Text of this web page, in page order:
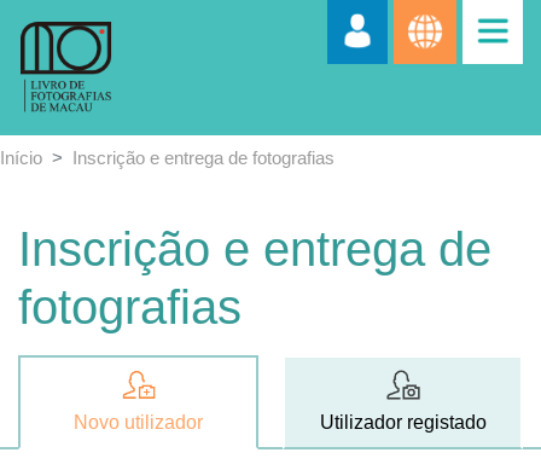
Início Inscrição e entrega de fotografias
Inscrição e entrega de
fotografias
Novo utilizador Utilizador registado